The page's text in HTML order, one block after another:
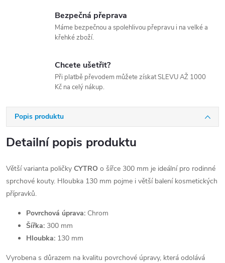
Bezpečná přeprava
Máme bezpečnou a spolehlivou přepravu i na velké a
křehké zboží.
Chcete ušetřit?
Při platbě převodem můžete získat SLEVU AŽ 1000
Kč na celý nákup.
Popis produktu
Detailní popis produktu
Větší varianta poličky CYTRO o šířce 300 mm je ideální pro rodinné
sprchové kouty. Hloubka 130 mm pojme i větší balení kosmetických
přípravků.
Povrchová úprava: Chrom
Šířka: 300 mm
Hloubka: 130 mm
Vyrobena s důrazem na kvalitu povrchové úpravy, která odolává